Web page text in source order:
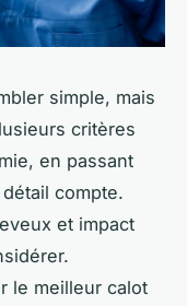
simple, mais
critères
en passant
compte.
et impact
le meilleur calot